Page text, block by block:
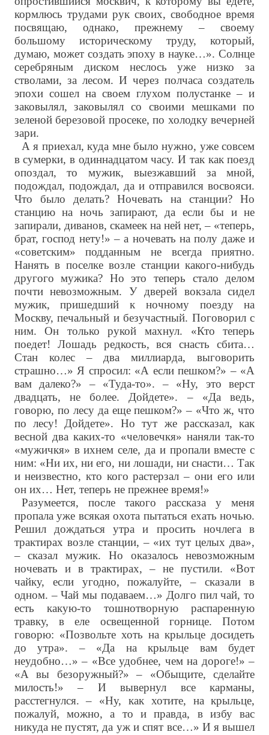
кормлюсь трудами рук своих, свободное время
посвящаю, однако, прежнему – своему
большому историческому труду, который,
думаю, может создать эпоху в науке…». Солнце
серебряным диском неслось уже низко за
стволами, за лесом. И через полчаса создатель
эпохи сошел на своем глухом полустанке – и
заковылял, заковылял со своими мешками по
зеленой березовой просеке, по холодку вечерней
зари.
А я приехал, куда мне было нужно, уже совсем
в сумерки, в одиннадцатом часу. И так как поезд
опоздал, то мужик, выезжавший за мной,
подождал, подождал, да и отправился восвояси.
Что было делать? Ночевать на станции? Но
станцию на ночь запирают, да если бы и не
запирали, диванов, скамеек на ней нет, – «теперь,
брат, господ нету!» – а ночевать на полу даже и
«советским» подданным не всегда приятно.
Нанять в поселке возле станции какого-нибудь
другого мужика? Но это теперь стало делом
почти невозможным. У дверей вокзала сидел
мужик, пришедший к ночному поезду на
Москву, печальный и безучастный. Поговорил с
ним. Он только рукой махнул. «Кто теперь
поедет! Лошадь редкость, вся снасть сбита…
Стан колес – два миллиарда, выговорить
страшно…» Я спросил: «А если пешком?» – «А
вам далеко?» – «Туда-то». – «Ну, это верст
двадцать, не более. Дойдете». – «Да ведь,
говорю, по лесу да еще пешком?» – «Что ж, что
по лесу! Дойдете». Но тут же рассказал, как
весной два каких-то «человечкя» наняли так-то
«мужичкя» в ихнем селе, да и пропали вместе с
ним: «Ни их, ни его, ни лошади, ни снасти… Так
и неизвестно, кто кого растерзал – они его или
он их… Нет, теперь не прежнее время!»
Разумеется, после такого рассказа у меня
пропала уже всякая охота пытаться ехать ночью.
Решил дождаться утра и просить ночлега в
трактирах возле станции, – «их тут целых два»,
– сказал мужик. Но оказалось невозможным
ночевать и в трактирах, – не пустили. «Вот
чайку, если угодно, пожалуйте, – сказали в
одном. – Чай мы подаваем…» Долго пил чай, то
есть какую-то тошнотворную распаренную
травку, в еле освещенной горнице. Потом
говорю: «Позвольте хоть на крыльце досидеть
до утра». – «Да на крыльце вам будет
неудобно…» – «Все удобнее, чем на дороге!» –
«А вы безоружный?» – «Обыщите, сделайте
милость!» – И вывернул все карманы,
расстегнулся. – «Ну, как хотите, на крыльце,
пожалуй, можно, а то и правда, в избу вас
никуда не пустят, да уж и спят все…» И я вышел